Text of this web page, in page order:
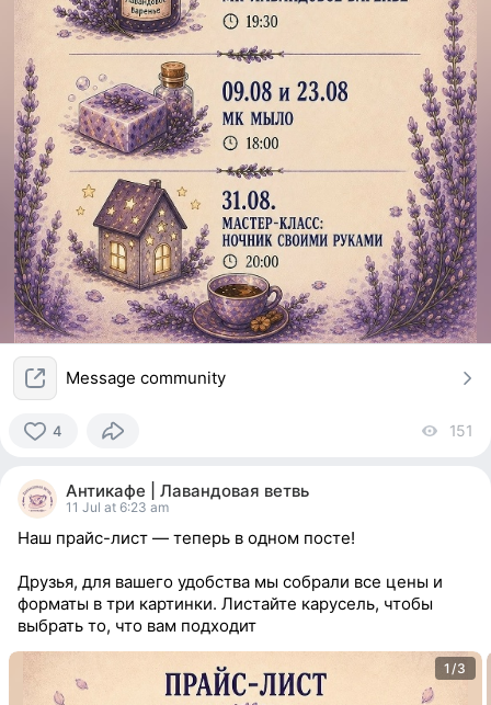
Message community
4
people
reacted
151
Антикафе | Лавандовая ветвь
11 Jul at 6:23 am
Наш прайс-лист — теперь в одном посте!
Друзья, для вашего удобства мы собрали все цены и
форматы в три картинки. Листайте карусель, чтобы
выбрать то, что вам подходит
1/3